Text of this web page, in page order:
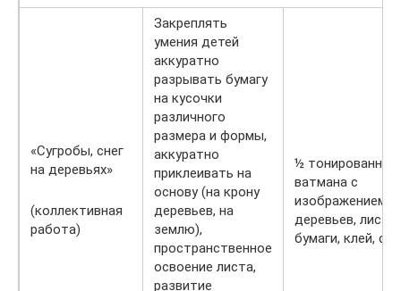
«Сугробы, снег
на деревьях»
(коллективная
работа)
Закреплять
умения детей
аккуратно
разрывать бумагу
на кусочки
различного
размера и формы,
аккуратно
приклеивать на
основу (на крону
деревьев, на
землю),
пространственное
освоение листа,
развитие
½
ватмана с
изображением
деревьев,
бумаги, клей,